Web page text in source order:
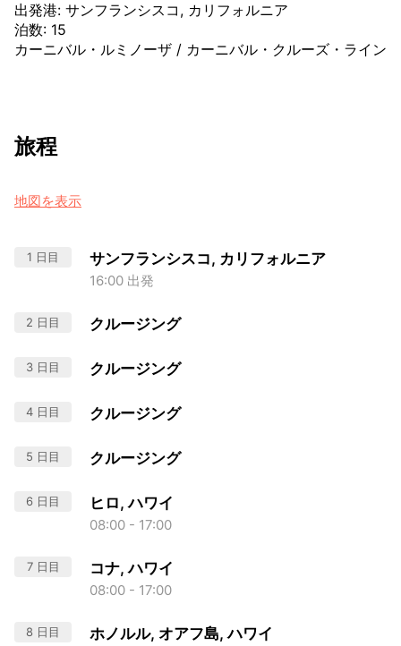
出発港: サンフランシスコ, カリフォルニア
泊数: 15
カーニバル・ルミノーザ / カーニバル・クルーズ・ライン
旅程
地図を表示
1 日目 サンフランシスコ, カリフォルニア
16:00 出発
2 日目 クルージング
3 日目 クルージング
4 日目 クルージング
5 日目 クルージング
6 日目 ヒロ, ハワイ
08:00 - 17:00
7 日目 コナ, ハワイ
08:00 - 17:00
8 日目 ホノルル, オアフ島, ハワイ